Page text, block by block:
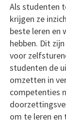
Als studenten
krijgen ze
beste leren en
hebben. Dit
voor
studenten de
omzetten in
competenties
om te leren en